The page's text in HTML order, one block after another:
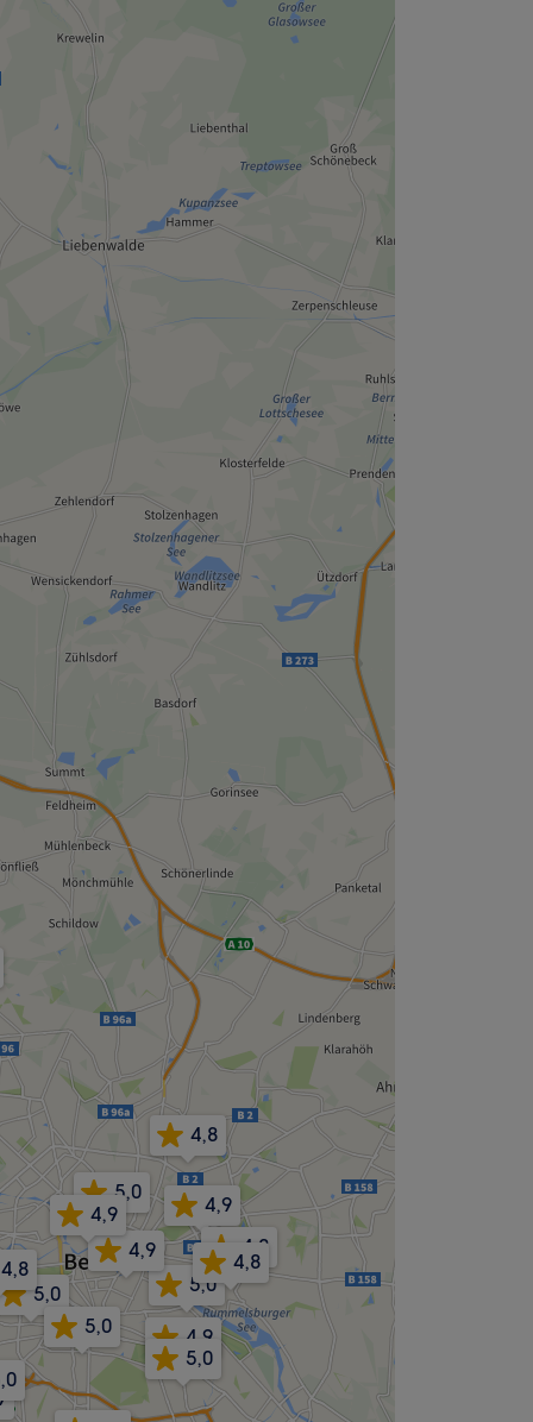
5,0
4,9
5,0
4,8
5,0
5,0
4,9
5,0
4,8
4,8
4,8
4,9
4,9